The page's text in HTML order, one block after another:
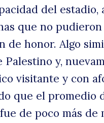
del estadio,
que no
de honor. Algo
y,
visitante y con
que el promedio
de poco más de